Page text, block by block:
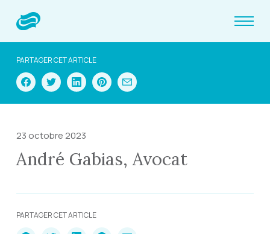
PARTAGER CET ARTICLE
23 octobre 2023
André Gabias, Avocat
PARTAGER CET ARTICLE